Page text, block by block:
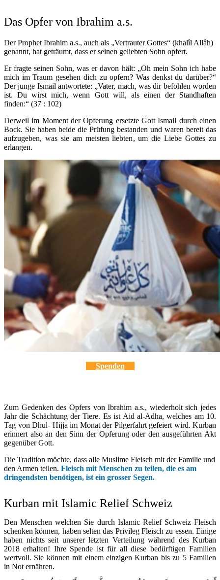
Das Opfer von Ibrahim a.s.
Der Prophet Ibrahim a.s., auch als „Vertrauter Gottes“ (khalîl Allâh)
genannt, hat geträumt, dass er seinen geliebten Sohn opfert.
Er fragte seinen Sohn, was er davon hält: „Oh mein Sohn ich habe
mich im Traum gesehen dich zu opfern? Was denkst du darüber?“
Der junge Ismail antwortete: „Vater, mach, was dir befohlen worden
ist. Du wirst mich, wenn Gott will, als einen der Standhaften
finden:“ (37 : 102)
Derweil im Moment der Opferung ersetzte Gott Ismail durch einen
Bock. Sie haben beide die Prüfung bestanden und waren bereit das
aufzugeben, was sie am meisten liebten, um die Liebe Gottes zu
erlangen.
Spenden
Zum Gedenken des Opfers von Ibrahim a.s., wiederholt sich jedes
Jahr die Schächtung der Tiere. Es ist Aid al-Adha, welches am 10.
Tag von Dhul- Hijja im Monat der Pilgerfahrt gefeiert wird. Kurban
erinnert also an den Sinn der Opferung oder den ausgeführten Akt
gegenüber Gott.
Die Tradition möchte, dass alle Muslime Fleisch mit der Familie und
den Armen teilen. Fleisch mit Menschen zu teilen, die es am
dringendsten benötigen, ist ein grosser Segen.
Kurban mit Islamic Relief Schweiz
Den Menschen welchen Sie durch Islamic Relief Schweiz Fleisch
schenken können, haben selten das Privileg Fleisch zu essen. Einige
haben nichts seit unserer letzten Verteilung während des Kurban
2018 erhalten! Ihre Spende ist für all diese bedürftigen Familien
wertvoll. Sie können mit einem einzigen Kurban bis zu 5 Familien
in Not ernähren.